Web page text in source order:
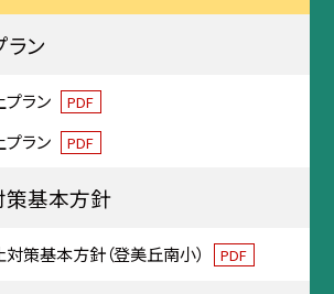
ン
ラン PDF
ラン PDF
策基本方針
策基本方針（登美丘南小） PDF